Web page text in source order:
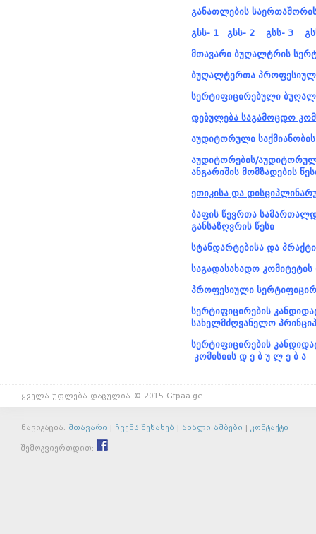
განათლების
გსს- 1
გსს- 2 გსს- 3
მთავარი ბუღალტრის
ბუღალტერთა
სერტიფიცირებული
დებულება საგამოცდო
აუდიტორული
აუდიტორების/
ანგარიშის მომზადების
ეთიკისა და
ბაფის წევრთა
განსაზღვრის წესი
სტანდარტებისა და
საგადასახადო
პროფესიული
სერტიფიცირების
სახელმძღვანელო
სერტიფიცირების
კომისიის დ ე ბ უ ლ ე ბ ა
ყველა უფლება დაცულია © 2015 Gfpaa.ge
ნავიგაცია: მთავარი | ჩვენს შესახებ | ახალი ამბები | კონტაქტი
შემოგვიერთდით: